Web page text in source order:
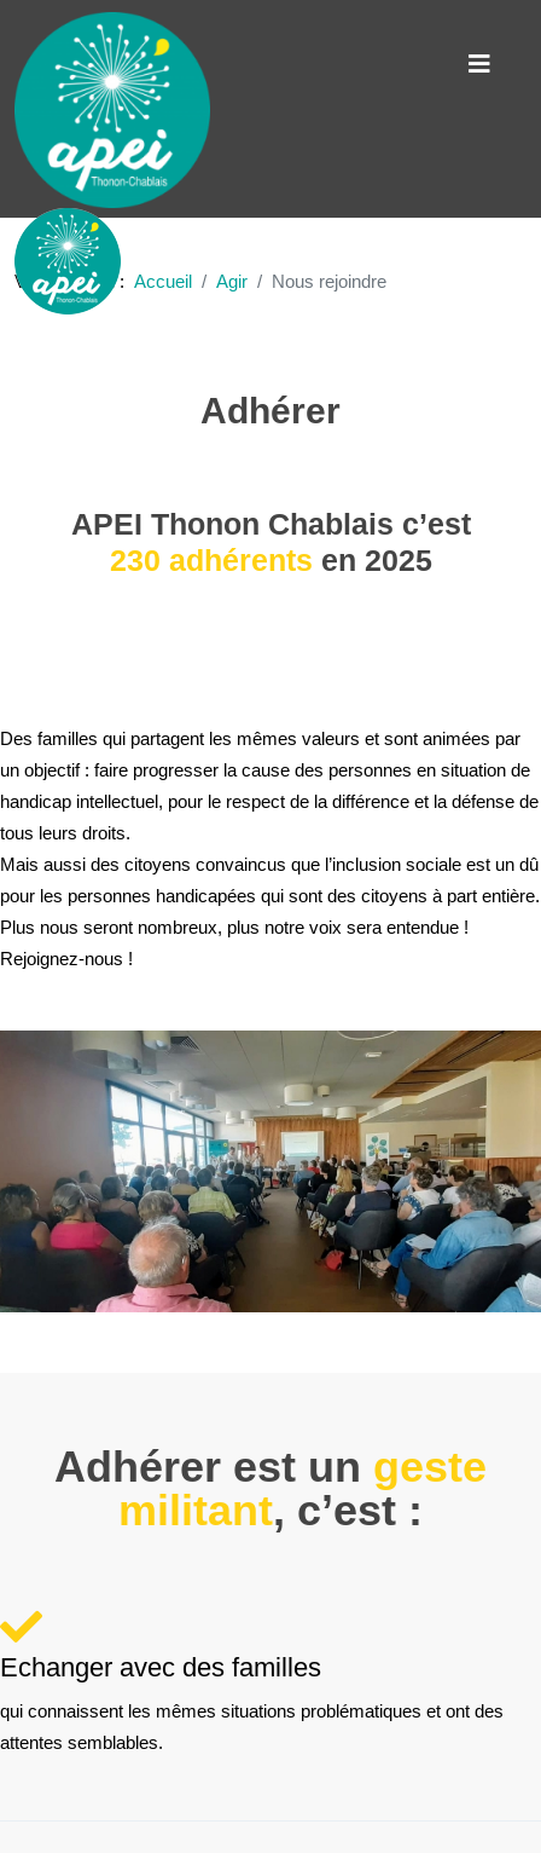
Vous êtes ici : Accueil Agir Nous rejoindre
Adhérer
APEI Thonon Chablais c’est
230 adhérents en 2025
Des familles qui partagent les mêmes valeurs et sont animées par
un objectif : faire progresser la cause des personnes en situation de
handicap intellectuel, pour le respect de la différence et la défense de
tous leurs droits.
Mais aussi des citoyens convaincus que l’inclusion sociale est un dû
pour les personnes handicapées qui sont des citoyens à part entière.
Plus nous seront nombreux, plus notre voix sera entendue !
Rejoignez-nous !
Adhérer est un geste
militant, c’est :
Echanger avec des familles
qui connaissent les mêmes situations problématiques et ont des
attentes semblables.